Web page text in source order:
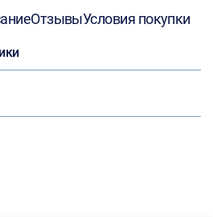
ОтзывыУсловия покупки